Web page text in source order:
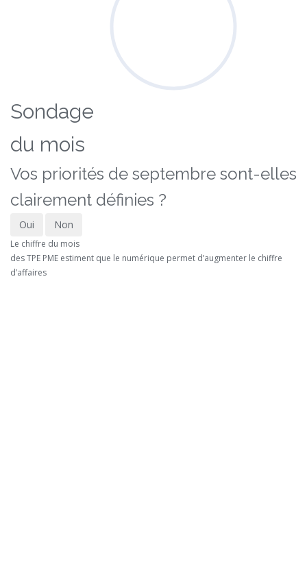
Sondage
du mois
Vos priorités de septembre sont-elles
clairement définies ?
Oui Non
Le chiffre du mois
des TPE PME estiment que le numérique permet d’augmenter le chiffre
d’affaires